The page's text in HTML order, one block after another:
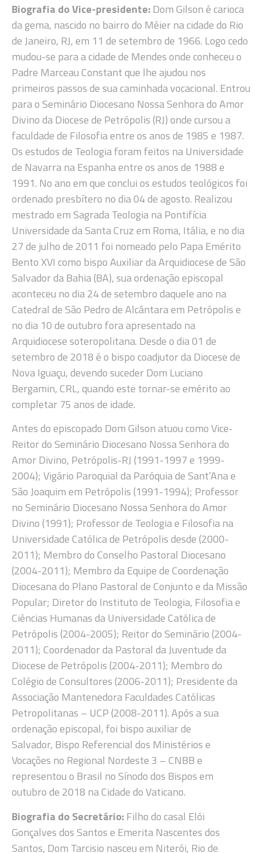
Biografia do Vice-presidente:Dom Gilson é carioca
da gema, nascido no bairro do Méier na cidade do Rio
de Janeiro, RJ, em 11 de setembro de 1966. Logo cedo
mudou-se para a cidade de Mendes onde conheceu o
Padre Marceau Constant que lhe ajudou nos
primeiros passos de sua caminhada vocacional. Entrou
para o Seminário Diocesano Nossa Senhora do Amor
Divino da Diocese de Petrópolis (RJ) onde cursou a
faculdade de Filosofia entre os anos de 1985 e 1987.
Os estudos de Teologia foram feitos na Universidade
de Navarra na Espanha entre os anos de 1988 e
1991. No ano em que conclui os estudos teológicos foi
ordenado presbítero no dia 04 de agosto. Realizou
mestrado em Sagrada Teologia na Pontifícia
Universidade da Santa Cruz em Roma, Itália, e no dia
27 de julho de 2011 foi nomeado pelo Papa Emérito
Bento XVI como bispo Auxiliar da Arquidiocese de São
Salvador da Bahia (BA), sua ordenação episcopal
aconteceu no dia 24 de setembro daquele ano na
Catedral de São Pedro de Alcântara em Petrópolis e
no dia 10 de outubro fora apresentado na
Arquidiocese soteropolitana. Desde o dia 01 de
setembro de 2018 é o bispo coadjutor da Diocese de
Nova Iguaçu, devendo suceder Dom Luciano
Bergamin, CRL, quando este tornar-se emérito ao
completar 75 anos de idade.
Antes do episcopado Dom Gilson atuou como Vice-
Reitor do Seminário Diocesano Nossa Senhora do
Amor Divino, Petrópolis-RJ (1991-1997 e 1999-
2004); Vigário Paroquial da Paróquia de Sant’Ana e
São Joaquim em Petrópolis (1991-1994); Professor
no Seminário Diocesano Nossa Senhora do Amor
Divino (1991); Professor de Teologia e Filosofia na
Universidade Católica de Petrópolis desde (2000-
2011); Membro do Conselho Pastoral Diocesano
(2004-2011); Membro da Equipe de Coordenação
Diocesana do Plano Pastoral de Conjunto e da Missão
Popular; Diretor do Instituto de Teologia, Filosofia e
Ciências Humanas da Universidade Católica de
Petrópolis (2004-2005); Reitor do Seminário (2004-
2011); Coordenador da Pastoral da Juventude da
Diocese de Petrópolis (2004-2011); Membro do
Colégio de Consultores (2006-2011); Presidente da
Associação Mantenedora Faculdades Católicas
Petropolitanas – UCP (2008-2011). Após a sua
ordenação episcopal, foi bispo auxiliar de
Salvador, Bispo Referencial dos Ministérios e
Vocações no Regional Nordeste 3 – CNBB e
representou o Brasil no Sínodo dos Bispos em
outubro de 2018 na Cidade do Vaticano.
Biografia do Secretário:Filho do casal Elói
Gonçalves dos Santos e Emerita Nascentes dos
Santos, Dom Tarcisio nasceu em Niterói, Rio de